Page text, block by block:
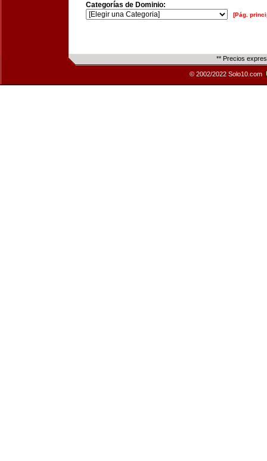
Categorías de Dominio:
[Pág.
** Precios
© 2002/2022 Solo10.com